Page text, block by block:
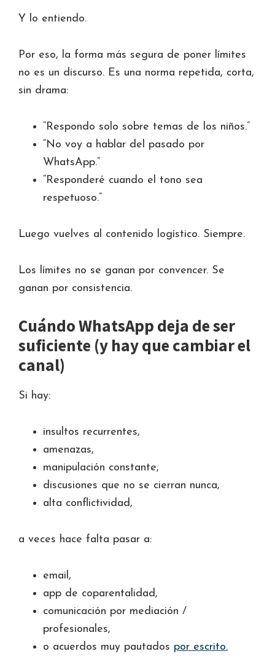
Y lo entiendo.
Por eso, la forma más segura de poner límites
no es un discurso. Es una norma repetida, corta,
sin drama:
“Respondo solo sobre temas de los niños.”
“No voy a hablar del pasado por
WhatsApp.”
“Responderé cuando el tono sea
respetuoso.”
Luego vuelves al contenido logístico. Siempre.
Los límites no se ganan por convencer. Se
ganan por consistencia.
Cuándo WhatsApp deja de ser
suficiente (y hay que cambiar el
canal)
Si hay:
insultos recurrentes,
amenazas,
manipulación constante,
discusiones que no se cierran nunca,
alta conflictividad,
a veces hace falta pasar a:
email,
app de coparentalidad,
comunicación por mediación /
profesionales,
o acuerdos muy pautados por escrito.